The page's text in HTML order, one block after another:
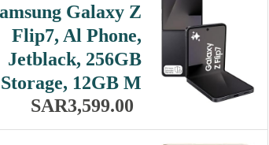
Galaxy Z
Flip7, Al Phone,
Jetblack, 256GB
Storage, 12GB M…
SAR3,599.00